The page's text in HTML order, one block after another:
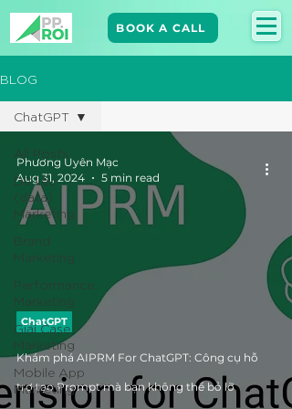
BOOK A CALL
BLOG
All Posts
Dữ liệu
(data)
Marketing
Brand
Marketing​
Performance
Marketing
Giải Case
Marketing
Mobile App
Marketing
ChatGPT
Khám phá AIPRM For ChatGPT: Công cụ hỗ
trợ tạo Prompt mà bạn không thể bỏ lỡ
ChatGPT
Phương Uyên Mạc
Aug 31, 2024
5 min read